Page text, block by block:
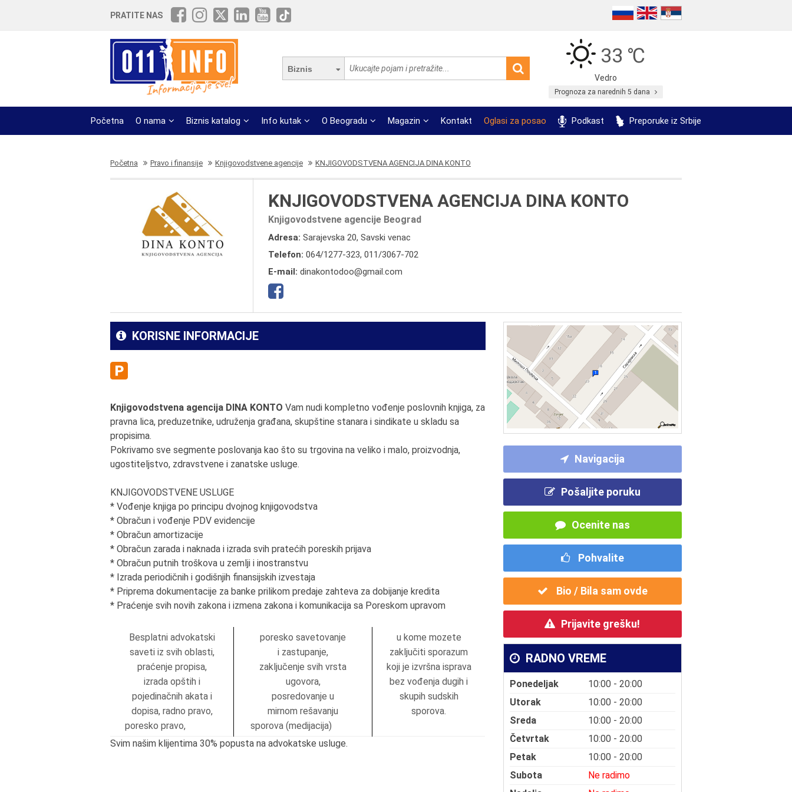
PRATITE NAS
Biznis
33 ℃
Vedro
Prognoza za narednih 5 dana
Početna O nama Biznis katalog Info kutak O Beogradu Magazin Kontakt Oglasi za posao Podkast Preporuke iz Srbije
Početna Pravo i finansije Knjigovodstvene agencije KNJIGOVODSTVENA AGENCIJA DINA KONTO
KNJIGOVODSTVENA AGENCIJA DINA KONTO
Knjigovodstvene agencije Beograd
Adresa: Sarajevska 20, Savski venac
Telefon: 064/1277-323, 011/3067-702
E-mail: dinakontodoo@gmail.com
Navigacija
Pošaljite poruku
Ocenite nas
Pohvalite
Bio / Bila sam ovde
Prijavite grešku!
RADNO VREME
Ponedeljak
10:00 - 20:00
Utorak
10:00 - 20:00
Sreda
10:00 - 20:00
Četvrtak
10:00 - 20:00
Petak
10:00 - 20:00
Subota
Ne radimo
KORISNE INFORMACIJE
Knjigovodstvena agencija DINA KONTO Vam nudi kompletno vođenje poslovnih knjiga, za
pravna lica, preduzetnike, udruženja građana, skupštine stanara i sindikate u skladu sa
propisima.
Pokrivamo sve segmente poslovanja kao što su trgovina na veliko i malo, proizvodnja,
ugostiteljstvo, zdravstvene i zanatske usluge.
KNJIGOVODSTVENE USLUGE
* Vođenje knjiga po principu dvojnog knjigovodstva
* Obračun i vođenje PDV evidencije
* Obračun amortizacije
* Obračun zarada i naknada i izrada svih pratećih poreskih prijava
* Obračun putnih troškova u zemlji i inostranstvu
* Izrada periodičnih i godišnjih finansijskih izvestaja
* Priprema dokumentacije za banke prilikom predaje zahteva za dobijanje kredita
* Praćenje svih novih zakona i izmena zakona i komunikacija sa Poreskom upravom
Besplatni advokatski
saveti iz svih oblasti,
praćenje propisa,
izrada opštih i
pojedinačnih akata i
dopisa, radno pravo,
poresko pravo,
poresko savetovanje
i zastupanje,
zaključenje svih vrsta
ugovora,
posredovanje u
mirnom rešavanju
sporova (medijacija)
u kome mozete
zaključiti sporazum
koji je izvršna isprava
bez vođenja dugih i
skupih sudskih
sporova.
Svim našim klijentima 30% popusta na advokatske usluge.